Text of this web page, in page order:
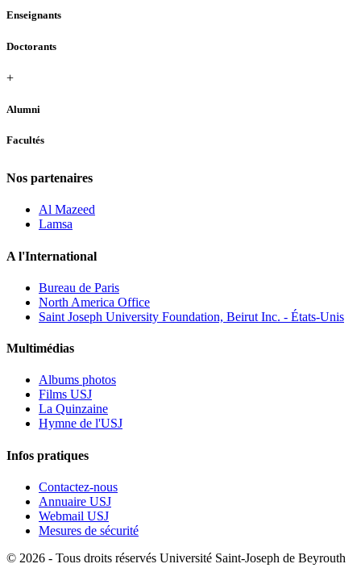
Enseignants
Doctorants
+
Alumni
Facultés
Nos partenaires
Al Mazeed
Lamsa
A l'International
Bureau de Paris
North America Office
Saint Joseph University Foundation, Beirut Inc. - États-Unis
Multimédias
Albums photos
Films USJ
La Quinzaine
Hymne de l'USJ
Infos pratiques
Contactez-nous
Annuaire USJ
Webmail USJ
Mesures de sécurité
© 2026 - Tous droits réservés Université Saint-Joseph de Beyrouth